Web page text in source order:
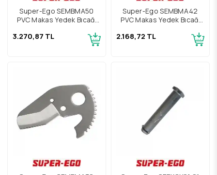
Super-Ego SEMBMA50
PVC Makas Yedek Bıçağı
3.270,87 TL
Super-Ego SEMBMA42
PVC Makas Yedek Bıçağı
2.168,72 TL